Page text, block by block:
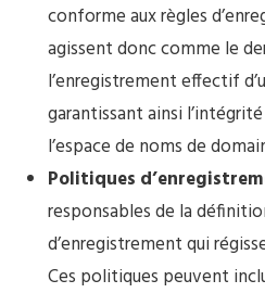
conforme aux règles
agissent donc comme le
l’enregistrement effectif
garantissant ainsi
l’espace de noms de
Politiques
responsables de la
d’enregistrement qui
Ces politiques peuvent